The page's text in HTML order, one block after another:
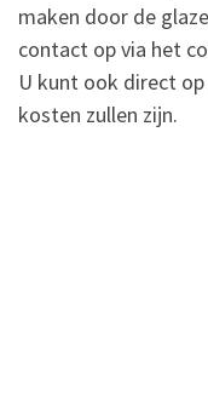
maken door de
contact op via het
U kunt ook direct
kosten zullen zijn.